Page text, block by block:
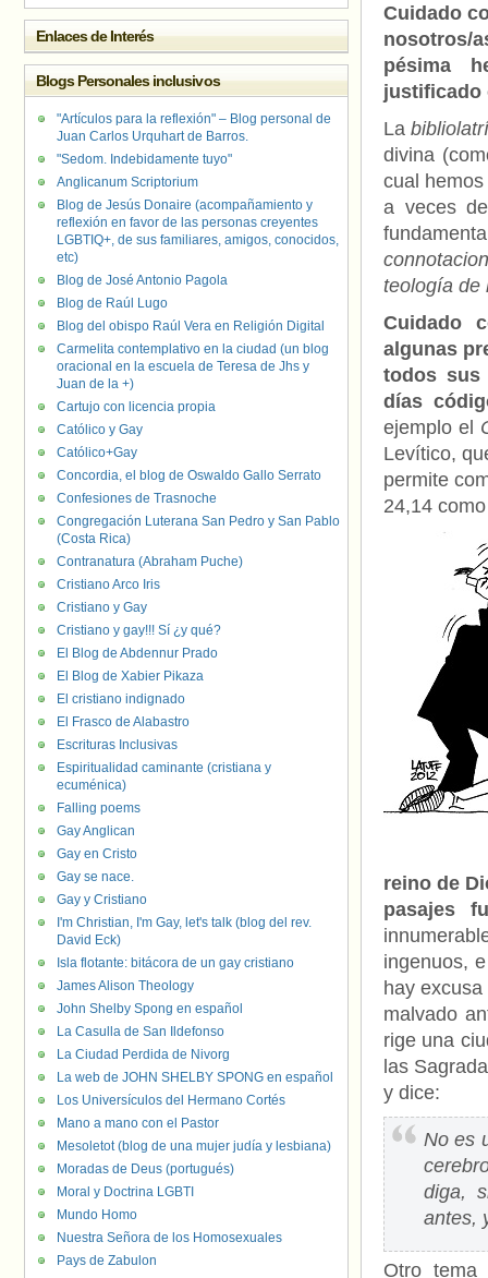
Cuidado
nosotros/
pésima
justificado
La
divina
cual
a veces
teología
Cuidado
algunas
todos
días
ejemplo el
Levítico,
permite
24,14
reino de
pasajes
ingenuos,
hay
malvado
rige una
las
y dice:
No es
diga,
antes,
Otro tema
Enlaces de Interés
Blogs Personales inclusivos
"Artículos para la reflexión" – Blog personal de
Juan Carlos Urquhart de Barros.
"Sedom. Indebidamente tuyo"
Anglicanum Scriptorium
Blog de Jesús Donaire (acompañamiento y
reflexión en favor de las personas creyentes
LGBTIQ+, de sus familiares, amigos, conocidos,
etc)
Blog de José Antonio Pagola
Blog de Raúl Lugo
Blog del obispo Raúl Vera en Religión Digital
Carmelita contemplativo en la ciudad (un blog
oracional en la escuela de Teresa de Jhs y
Juan de la +)
Cartujo con licencia propia
Católico y Gay
Católico+Gay
Concordia, el blog de Oswaldo Gallo Serrato
Confesiones de Trasnoche
Congregación Luterana San Pedro y San Pablo
(Costa Rica)
Contranatura (Abraham Puche)
Cristiano Arco Iris
Cristiano y Gay
Cristiano y gay!!! Sí ¿y qué?
El Blog de Abdennur Prado
El Blog de Xabier Pikaza
El cristiano indignado
El Frasco de Alabastro
Escrituras Inclusivas
Espiritualidad caminante (cristiana y
ecuménica)
Falling poems
Gay Anglican
Gay en Cristo
Gay se nace.
Gay y Cristiano
I'm Christian, I'm Gay, let's talk (blog del rev.
David Eck)
Isla flotante: bitácora de un gay cristiano
James Alison Theology
John Shelby Spong en español
La Casulla de San Ildefonso
La Ciudad Perdida de Nivorg
La web de JOHN SHELBY SPONG en español
Los Universículos del Hermano Cortés
Mano a mano con el Pastor
Mesoletot (blog de una mujer judía y lesbiana)
Moradas de Deus (portugués)
Moral y Doctrina LGBTI
Mundo Homo
Nuestra Señora de los Homosexuales
Pays de Zabulon